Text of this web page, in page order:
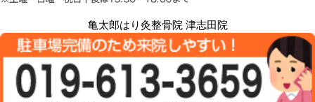
亀太郎はり灸整骨院 津志田院